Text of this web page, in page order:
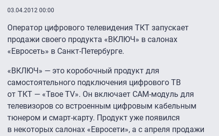
03.04.2012 00:00
Оператор цифрового телевидения ТКТ запускает
продажи своего продукта «ВКЛЮЧ» в салонах
«Евросеть» в Санкт-Петербурге.
«ВКЛЮЧ» — это коробочный продукт для
самостоятельного подключения цифрового ТВ
от ТКТ — «Твое TV». Он включает CAM-модуль для
телевизоров со встроенным цифровым кабельным
тюнером и смарт-карту. Продукт уже появился
в некоторых салонах «Евросети», а с апреля продажи